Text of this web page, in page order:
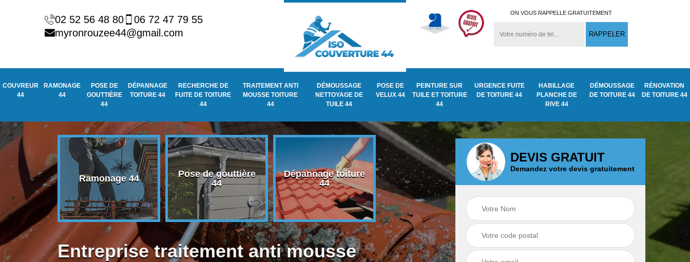
02 52 56 48 80
06 72 47 79 55
myronrouzee44@gmail.com
ON VOUS RAPPELLE GRATUITEMENT
COUVREUR
44
RAMONAGE
44
POSE DE
GOUTTIÈRE
44
DÉPANNAGE
TOITURE 44
RECHERCHE DE
FUITE DE TOITURE
44
TRAITEMENT ANTI
MOUSSE TOITURE
44
DÉMOUSSAGE
NETTOYAGE DE
TUILE 44
POSE DE
VELUX 44
PEINTURE SUR
TUILE ET TOITURE
44
URGENCE FUITE
DE TOITURE 44
HABILLAGE
PLANCHE DE
RIVE 44
DÉMOUSSAGE
DE TOITURE 44
RÉNOVATION
DE TOITURE 44
44 Ramonage 44
Pose de gouttière
44
Dépannage toiture
44
Recherche de fuite
de toiture 44
Traitement anti
mousse toiture 44
Démoussage
44
Entreprise traitement anti mousse
DEVIS GRATUIT
Demandez votre devis gratuitement